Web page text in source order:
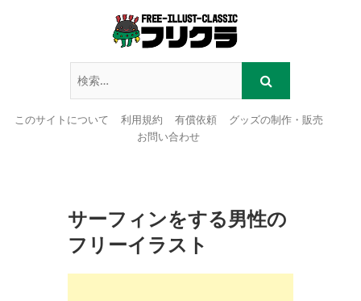
このサイトについて 利用規約 有償依頼
グッズの制作・販売
お問い合わせ
サーフィンをする男性の
フリーイラスト